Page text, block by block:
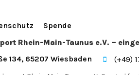
Spende
Rhein-Main-Taunus e.V. –
134, 65207 Wiesbaden
(+49)